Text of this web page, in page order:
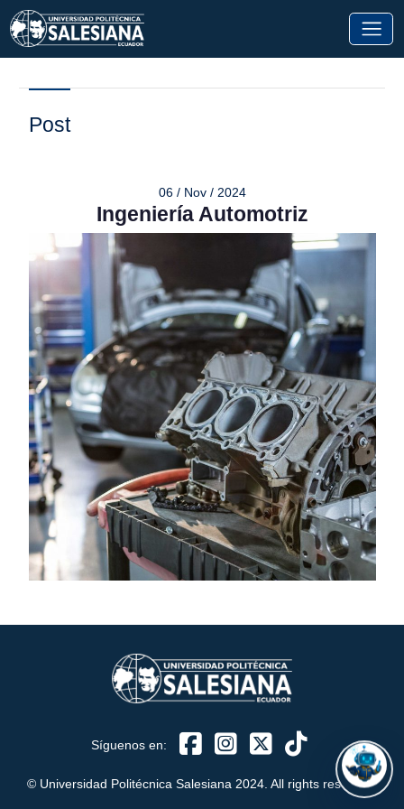
Post
06 / Nov / 2024
Ingeniería Automotriz
Síguenos en:
© Universidad Politécnica Salesiana 2024. All rights reserved.
ASISTENTE UPS
UPIBOT
Hola, puedo ayudarte a buscar información publicada